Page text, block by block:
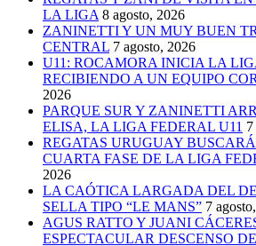
LA LIGA 8 agosto, 2026
ZANINETTI Y UN MUY BUEN
CENTRAL 7 agosto, 2026
U11: ROCAMORA INICIA LA
RECIBIENDO A UN EQUIPO
2026
PARQUE SUR Y ZANINETTI
ELISA, LA LIGA FEDERAL U11
REGATAS URUGUAY
CUARTA FASE DE LA LIGA
2026
LA CAÓTICA LARGADA DEL
SELLA TIPO “LE MANS” 7
AGUS RATTO Y JUANI
ESPECTACULAR DESCENSO